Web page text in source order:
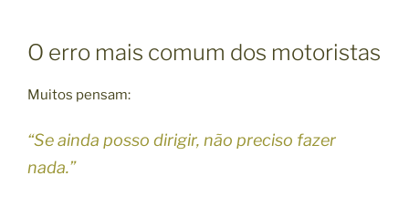
O erro mais comum dos motoristas
Muitos pensam:
“Se ainda posso dirigir, não preciso fazer
nada.”